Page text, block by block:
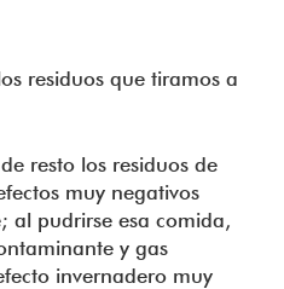
residuos que tiramos a
resto los residuos de
muy negativos
al pudrirse esa comida,
y gas
invernadero muy